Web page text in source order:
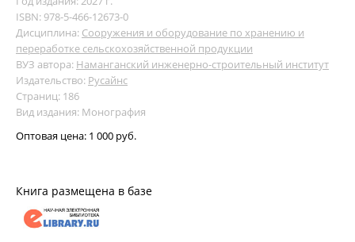
ISBN: 978-5-466-12673-0
Дисциплина: Сооружения и оборудование по хранению и
переработке сельскохозяйственной продукции
ВУЗ автора: Наманганский инженерно-строительный институт
Издательство: Русайнс
Страниц: 186
Вид издания: Монография
Оптовая цена: 1 000 руб.
Книга размещена в базе